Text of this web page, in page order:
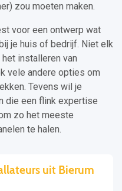
zou moeten maken.
voor een ontwerp wat
je huis of bedrijf. Niet elk
installeren van
vele andere opties om
Tevens wil je
die een flink expertise
zo het meeste
te halen.
uit Bierum